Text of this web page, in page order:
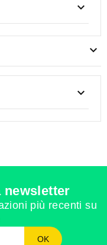



più recenti su